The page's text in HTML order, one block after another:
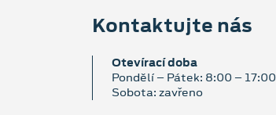
Kontaktujte nás
Otevírací doba
Pondělí – Pátek: 8:00 – 17:00
Sobota: zavřeno